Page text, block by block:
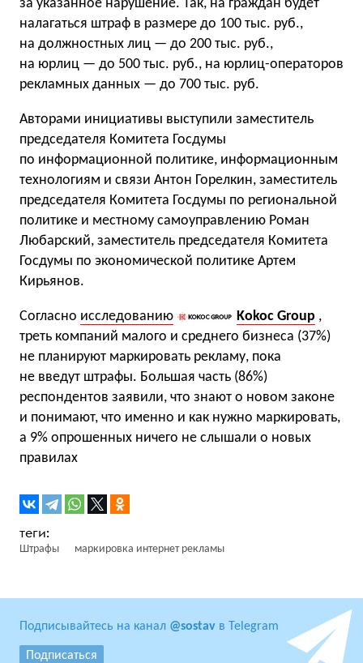
за указанное нарушение. Так, на граждан будет
налагаться штраф в размере до 100 тыс. руб.,
на должностных лиц — до 200 тыс. руб.,
на юрлиц — до 500 тыс. руб., на юрлиц-операторов
рекламных данных — до 700 тыс. руб.
Авторами инициативы выступили заместитель
председателя Комитета Госдумы
по информационной политике, информационным
технологиям и связи Антон Горелкин, заместитель
председателя Комитета Госдумы по региональной
политике и местному самоуправлению Роман
Любарский, заместитель председателя Комитета
Госдумы по экономической политике Артем
Кирьянов.
Согласно исследованию Kokoc Group ,
треть компаний малого и среднего бизнеса (37%)
не планируют маркировать рекламу, пока
не введут штрафы. Большая часть (86%)
респондентов заявили, что знают о новом законе
и понимают, что именно и как нужно маркировать,
а 9% опрошенных ничего не слышали о новых
правилах
Штрафы маркировка интернет рекламы
Подписывайтесь на канал @sostav в Telegram
Подписаться